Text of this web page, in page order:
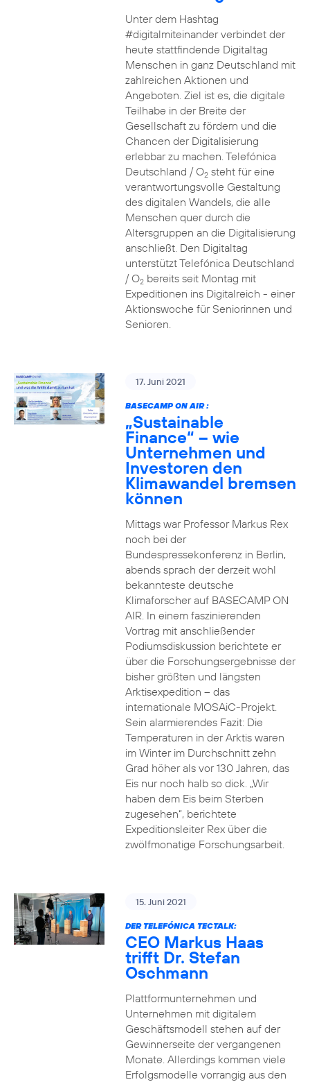
Unter dem Hashtag
#digitalmiteinander verbindet der
heute stattfindende Digitaltag
Menschen in ganz Deutschland mit
zahlreichen Aktionen und
Angeboten. Ziel ist es, die digitale
Teilhabe in der Breite der
Gesellschaft zu fördern und die
Chancen der Digitalisierung
erlebbar zu machen. Telefónica
Deutschland / O2steht für eine
verantwortungsvolle Gestaltung
des digitalen Wandels, die alle
Menschen quer durch die
Altersgruppen an die Digitalisierung
anschließt. Den Digitaltag
unterstützt Telefónica Deutschland
/ O2bereits seit Montag mit
Expeditionen ins Digitalreich - einer
Aktionswoche für Seniorinnen und
Senioren.
17. Juni 2021
BASECAMP ON AIR :
„Sustainable
Finance“ – wie
Unternehmen und
Investoren den
Klimawandel bremsen
können
Mittags war Professor Markus Rex
noch bei der
Bundespressekonferenz in Berlin,
abends sprach der derzeit wohl
bekannteste deutsche
Klimaforscher auf BASECAMP ON
AIR. In einem faszinierenden
Vortrag mit anschließender
Podiumsdiskussion berichtete er
über die Forschungsergebnisse der
bisher größten und längsten
Arktisexpedition – das
internationale MOSAiC-Projekt.
Sein alarmierendes Fazit: Die
Temperaturen in der Arktis waren
im Winter im Durchschnitt zehn
Grad höher als vor 130 Jahren, das
Eis nur noch halb so dick. „Wir
haben dem Eis beim Sterben
zugesehen“, berichtete
Expeditionsleiter Rex über die
zwölfmonatige Forschungsarbeit.
15. Juni 2021
DER TELEFÓNICA TECTALK:
CEO Markus Haas
trifft Dr. Stefan
Oschmann
Plattformunternehmen und
Unternehmen mit digitalem
Geschäftsmodell stehen auf der
Gewinnerseite der vergangenen
Monate. Allerdings kommen viele
Erfolgsmodelle vorrangig aus den